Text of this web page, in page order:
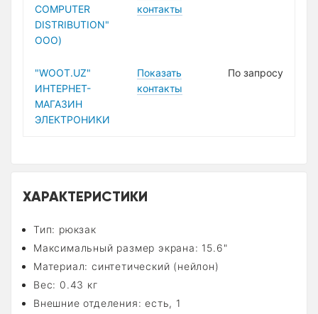
COMPUTER
DISTRIBUTION"
ООО)
контакты
"WOOT.UZ"
ИНТЕРНЕТ-
МАГАЗИН
ЭЛЕКТРОНИКИ
Показать
контакты
По запросу
ХАРАКТЕРИСТИКИ
Тип: рюкзак
Максимальный размер экрана: 15.6"
Материал: синтетический (нейлон)
Вес: 0.43 кг
Внешние отделения: есть, 1